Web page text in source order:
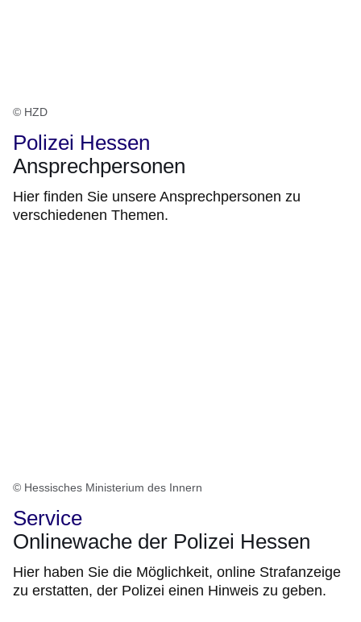
© HZD
Polizei Hessen
Ansprechpersonen
Hier finden Sie unsere Ansprechpersonen zu
verschiedenen Themen.
© Hessisches Ministerium des Innern
Service
Onlinewache der Polizei Hessen
Hier haben Sie die Möglichkeit, online Strafanzeige
zu erstatten, der Polizei einen Hinweis zu geben.